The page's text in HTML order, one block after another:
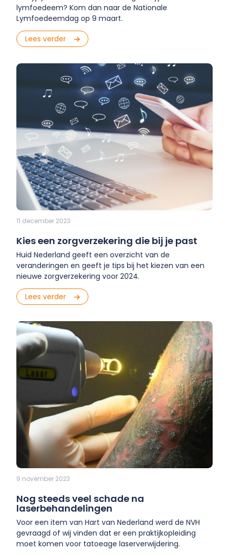
lymfoedeem? Kom dan naar de Nationale
Lymfoedeemdag op 9 maart.
Lees verder
11 december 2023
Kies een zorgverzekering die bij je past
Huid Nederland geeft een overzicht van de
veranderingen en geeft je tips bij het kiezen van een
nieuwe zorgverzekering voor 2024.
Lees verder
9 november 2023
Nog steeds veel schade na
laserbehandelingen
Voor een item van Hart van Nederland werd de NVH
gevraagd of wij vinden dat er een praktijkopleiding
moet komen voor tatoeage laserverwijdering.